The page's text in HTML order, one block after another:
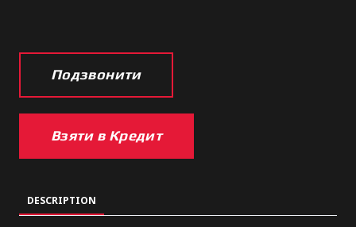
Подзвонити
Взяти в Кредит
DESCRIPTION